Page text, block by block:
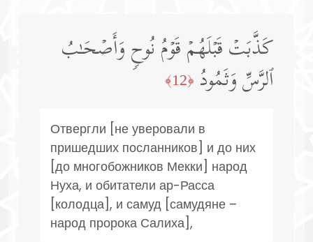
كَذَّبَتۡ قَبۡلَهُمۡ قَوۡمُ نُوحࣲ وَأَصۡحَـٰبُ
ٱلرَّسِّ وَثَمُودُ ﴿12﴾
Отвергли [не уверовали в
пришедших посланников] и до них
[до многобожников Мекки] народ
Нуха, и обитатели ар-Расса
[колодца], и самуд [самудяне –
народ пророка Салиха],